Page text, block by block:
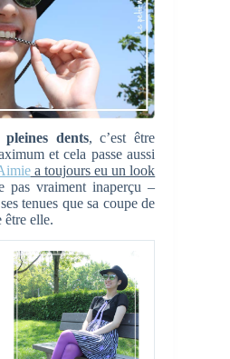
dents, c’est être
et cela passe aussi
a toujours eu un look
pas vraiment inaperçu –
tenues que sa coupe de
être elle.